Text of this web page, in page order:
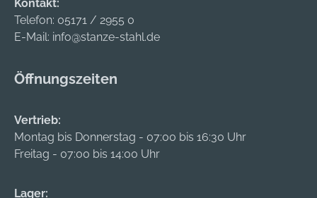
Kontakt:
Telefon: 05171 / 2955 0
E-Mail: info@stanze-stahl.de
Öffnungszeiten
Vertrieb:
Montag bis Donnerstag - 07:00 bis 16:30 Uhr
Freitag - 07:00 bis 14:00 Uhr
Lager: